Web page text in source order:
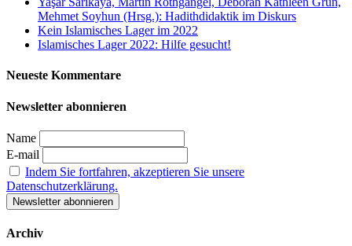
Mehmet Soyhun (Hrsg.): Hadithdidaktik im Diskurs
Kein Islamisches Lager im 2022
Islamisches Lager 2022: Hilfe gesucht!
Neueste Kommentare
Newsletter abonnieren
Name
E-mail
Indem Sie fortfahren, akzeptieren Sie unsere
Datenschutzerklärung.
Archiv